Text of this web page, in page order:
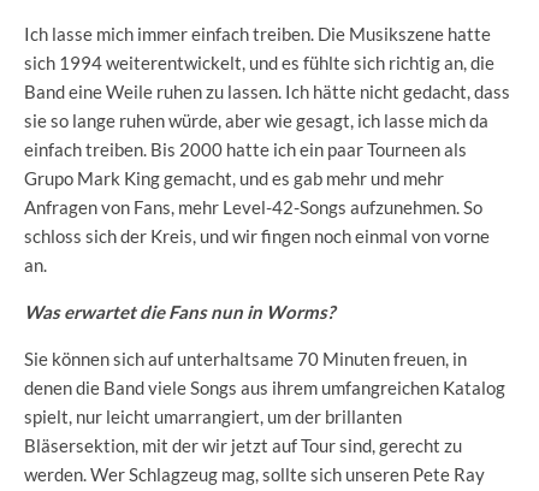
Ich lasse mich immer einfach treiben. Die Musikszene hatte
sich 1994 weiterentwickelt, und es fühlte sich richtig an, die
Band eine Weile ruhen zu lassen. Ich hätte nicht gedacht, dass
sie so lange ruhen würde, aber wie gesagt, ich lasse mich da
einfach treiben. Bis 2000 hatte ich ein paar Tourneen als
Grupo Mark King gemacht, und es gab mehr und mehr
Anfragen von Fans, mehr Level-42-Songs aufzunehmen. So
schloss sich der Kreis, und wir fingen noch einmal von vorne
an.
Was erwartet die Fans nun in Worms?
Sie können sich auf unterhaltsame 70 Minuten freuen, in
denen die Band viele Songs aus ihrem umfangreichen Katalog
spielt, nur leicht umarrangiert, um der brillanten
Bläsersektion, mit der wir jetzt auf Tour sind, gerecht zu
werden. Wer Schlagzeug mag, sollte sich unseren Pete Ray